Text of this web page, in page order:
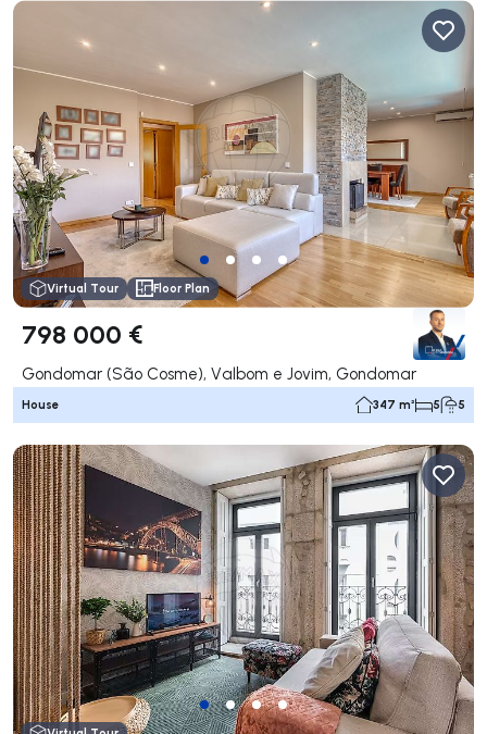
Virtual Tour Floor Plan
798 000 €
Gondomar (São Cosme), Valbom e Jovim, Gondomar
House 347 m² 5 5